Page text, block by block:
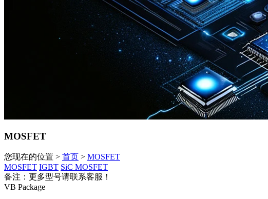
MOSFET
您现在的位置 > 首页 > MOSFET
MOSFET IGBT SiC MOSFET
备注：更多型号请联系客服！
VB Package